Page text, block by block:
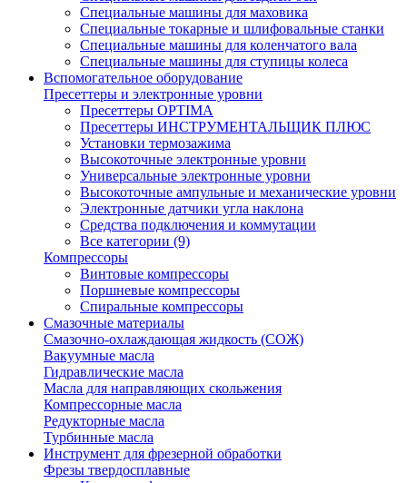
Специальные машины для маховика
Специальные токарные и шлифовальные станки
Специальные машины для коленчатого вала
Специальные машины для ступицы колеса
Вспомогательное оборудование
Пресеттеры и электронные уровни
Пресеттеры OPTIMA
Пресеттеры ИНСТРУМЕНТАЛЬЩИК ПЛЮС
Установки термозажима
Высокоточные электронные уровни
Универсальные электронные уровни
Высокоточные ампульные и механические уровни
Электронные датчики угла наклона
Средства подключения и коммутации
Все категории (9)
Компрессоры
Винтовые компрессоры
Поршневые компрессоры
Спиральные компрессоры
Смазочные материалы
Смазочно-охлаждающая жидкость (СОЖ)
Вакуумные масла
Гидравлические масла
Масла для направляющих скольжения
Компрессорные масла
Редукторные масла
Турбинные масла
Инструмент для фрезерной обработки
Фрезы твердосплавные